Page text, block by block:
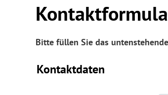
Bitte füllen Sie das
Kontaktdaten